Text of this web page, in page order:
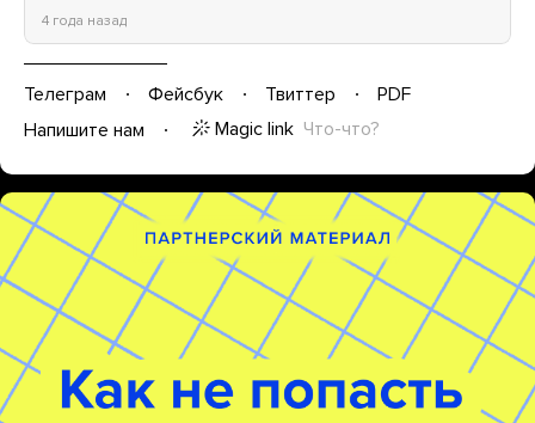
4 года назад
Телеграм Фейсбук Твиттер
PDF
Напишите нам
Magic link Что-что?